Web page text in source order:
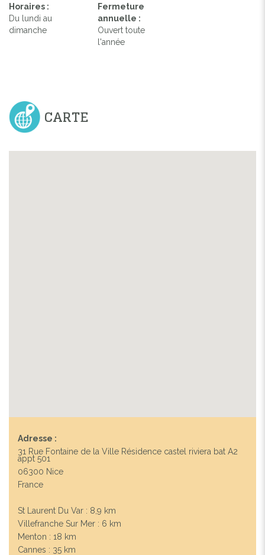
Previous
Horaires :
Du lundi au
dimanche
Fermeture
annuelle :
Ouvert toute
l'année
CARTE
Adresse :
31 Rue Fontaine de la Ville Résidence castel riviera bat A2
appt 501
06300 Nice
France
St Laurent Du Var : 8,9 km
Villefranche Sur Mer : 6 km
Menton : 18 km
Cannes : 35 km